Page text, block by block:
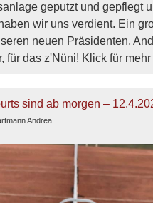
geputzt und gepflegt
wir uns verdient. Ein
neuen Präsidenten,
für das z'Nüni! Klick für mehr
Andrea